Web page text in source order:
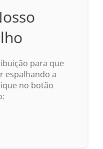
e Corrigida
e Corrigida
e Atualizada
para que
espalhando a
no botão